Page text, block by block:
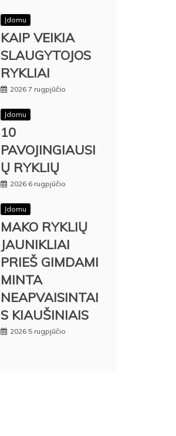
Įdomu
KAIP VEIKIA
SLAUGYTOJOS
RYKLIAI
2026 7 rugpjūčio
Įdomu
10
PAVOJINGIAUSI
Ų RYKLIŲ
2026 6 rugpjūčio
Įdomu
MAKO RYKLIŲ
JAUNIKLIAI
PRIEŠ GIMDAMI
MINTA
NEAPVAISINTAI
S KIAUŠINIAIS
2026 5 rugpjūčio